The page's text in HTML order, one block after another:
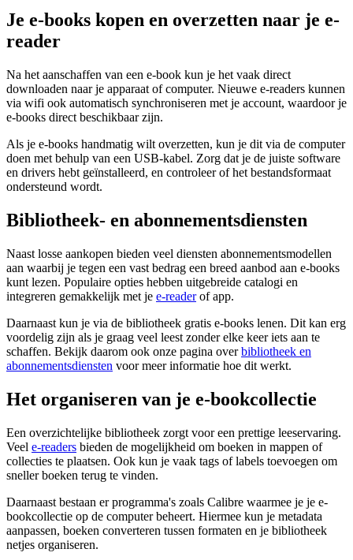
Je e-books kopen en overzetten naar je e-
reader
Na het aanschaffen van een e-book kun je het vaak direct
downloaden naar je apparaat of computer. Nieuwe e-readers kunnen
via wifi ook automatisch synchroniseren met je account, waardoor je
e-books direct beschikbaar zijn.
Als je e-books handmatig wilt overzetten, kun je dit via de computer
doen met behulp van een USB-kabel. Zorg dat je de juiste software
en drivers hebt geïnstalleerd, en controleer of het bestandsformaat
ondersteund wordt.
Bibliotheek- en abonnementsdiensten
Naast losse aankopen bieden veel diensten abonnementsmodellen
aan waarbij je tegen een vast bedrag een breed aanbod aan e-books
kunt lezen. Populaire opties hebben uitgebreide catalogi en
integreren gemakkelijk met je e-readerof app.
Daarnaast kun je via de bibliotheek gratis e-books lenen. Dit kan erg
voordelig zijn als je graag veel leest zonder elke keer iets aan te
schaffen. Bekijk daarom ook onze pagina overbibliotheek en
abonnementsdiensten voor meer informatie hoe dit werkt.
Het organiseren van je e-bookcollectie
Een overzichtelijke bibliotheek zorgt voor een prettige leeservaring.
Veel e-readers bieden de mogelijkheid om boeken in mappen of
collecties te plaatsen. Ook kun je vaak tags of labels toevoegen om
sneller boeken terug te vinden.
Daarnaast bestaan er programma's zoals Calibre waarmee je je e-
bookcollectie op de computer beheert. Hiermee kun je metadata
aanpassen, boeken converteren tussen formaten en je bibliotheek
netjes organiseren.